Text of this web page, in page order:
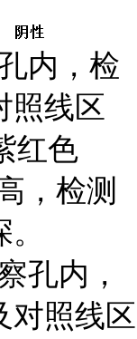
内，检
照线区
红色
，检测
孔内，
对照线区